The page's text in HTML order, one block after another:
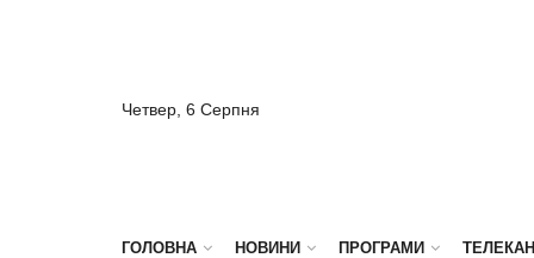
Четвер, 6 Серпня
ГОЛОВНА НОВИНИ ПРОГРАМИ